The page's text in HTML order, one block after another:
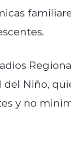
Niño,
y no